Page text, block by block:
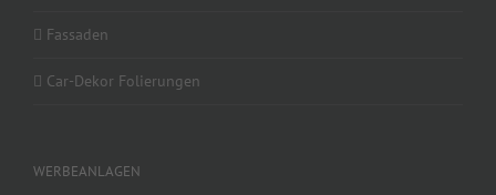
Fassaden
Car-Dekor Folierungen
WERBEANLAGEN